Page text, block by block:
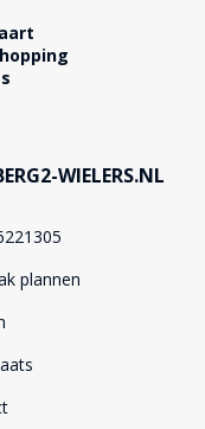
WIELERS.NL
plannen